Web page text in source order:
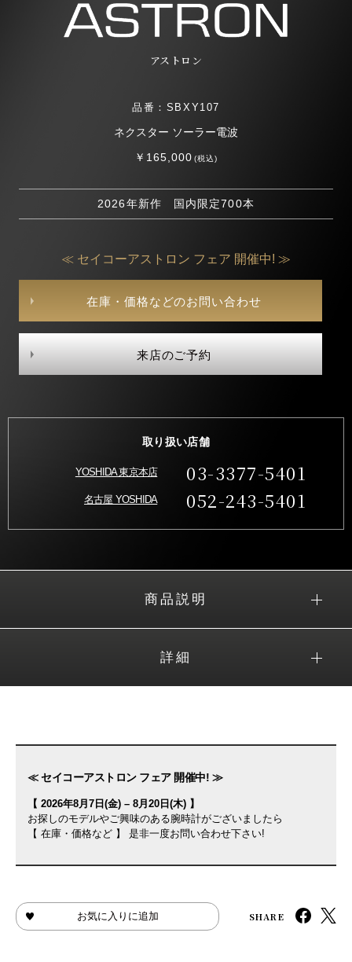
アストロン
品番：SBXY107
ネクスター ソーラー電波
￥165,000(税込)
2026年新作 国内限定700本
≪ セイコーアストロン フェア 開催中! ≫
在庫・価格などのお問い合わせ
来店のご予約
取り扱い店舗
YOSHIDA 東京本店 03-3377-5401
名古屋 YOSHIDA 052-243-5401
商品説明
詳細
≪ セイコーアストロン フェア 開催中! ≫
【 2026年8月7日(金) – 8月20日(木) 】
お探しのモデルやご興味のある腕時計がございましたら
【 在庫・価格など 】 是非一度お問い合わせ下さい!
お気に入りに追加 SHARE